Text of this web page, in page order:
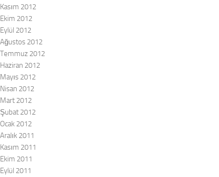
Kasım 2012
Ekim 2012
Eylül 2012
Ağustos 2012
Temmuz 2012
Haziran 2012
Mayıs 2012
Nisan 2012
Mart 2012
Şubat 2012
Ocak 2012
Aralık 2011
Kasım 2011
Ekim 2011
Eylül 2011